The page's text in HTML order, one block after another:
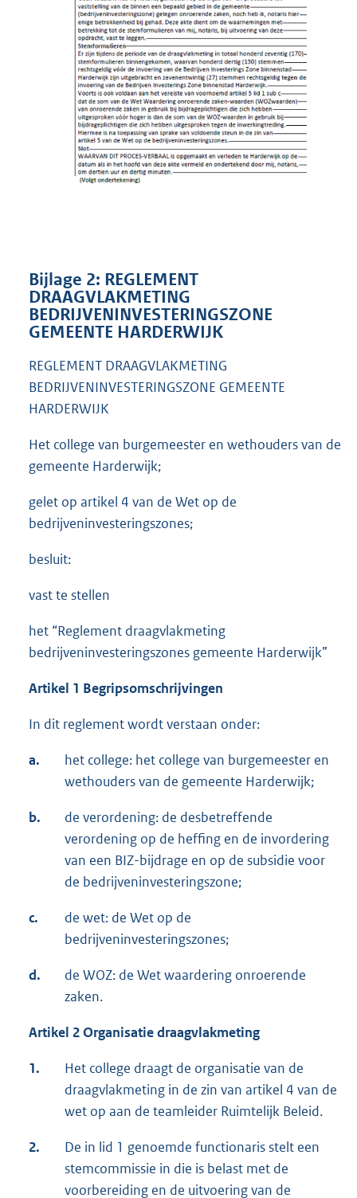
Bijlage 2: REGLEMENT
DRAAGVLAKMETING
BEDRIJVENINVESTERINGSZONE
GEMEENTE HARDERWIJK
REGLEMENT DRAAGVLAKMETING
BEDRIJVENINVESTERINGSZONE GEMEENTE
HARDERWIJK
Het college van burgemeester en wethouders van de
gemeente Harderwijk;
gelet op artikel 4 van de Wet op de
bedrijveninvesteringszones;
besluit:
vast te stellen
het “Reglement draagvlakmeting
bedrijveninvesteringszones gemeente Harderwijk”
Artikel 1 Begripsomschrijvingen
In dit reglement wordt verstaan onder:
a.
het college: het college van burgemeester en
wethouders van de gemeente Harderwijk;
b.
de verordening: de desbetreffende
verordening op de heffing en de invordering
van een BIZ-bijdrage en op de subsidie voor
de bedrijveninvesteringszone;
c.
de wet: de Wet op de
bedrijveninvesteringszones;
d.
de WOZ: de Wet waardering onroerende
zaken.
Artikel 2 Organisatie draagvlakmeting
1.
Het college draagt de organisatie van de
draagvlakmeting in de zin van artikel 4 van de
wet op aan de teamleider Ruimtelijk Beleid.
2.
De in lid 1 genoemde functionaris stelt een
stemcommissie in die is belast met de
voorbereiding en de uitvoering van de